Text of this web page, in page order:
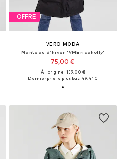
OFFRE
VERO MODA
Manteau d’hiver 'VMEricaholly'
75,00 €
À l'origine : 139,00 €
Dernier prix le plus bas :49,41 €